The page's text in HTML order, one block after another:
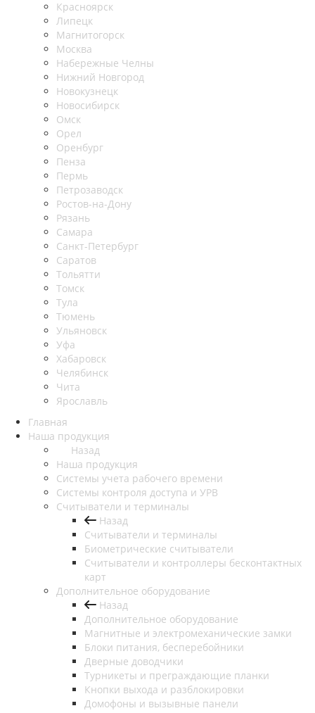
Красноярск
Липецк
Магнитогорск
Москва
Набережные Челны
Нижний Новгород
Новокузнецк
Новосибирск
Омск
Орел
Оренбург
Пенза
Пермь
Петрозаводск
Ростов-на-Дону
Рязань
Самара
Санкт-Петербург
Саратов
Тольятти
Томск
Тула
Тюмень
Ульяновск
Уфа
Хабаровск
Челябинск
Чита
Ярославль
Главная
Наша продукция
Назад
Наша продукция
Cистемы учета рабочего времени
Системы контроля доступа и УРВ
Считыватели и терминалы
Назад
Считыватели и терминалы
Биометрические считыватели
Считыватели и контроллеры бесконтактных
карт
Дополнительное оборудование
Назад
Дополнительное оборудование
Магнитные и электромеханические замки
Блоки питания, бесперебойники
Дверные доводчики
Турникеты и преграждающие планки
Кнопки выхода и разблокировки
Домофоны и вызывные панели